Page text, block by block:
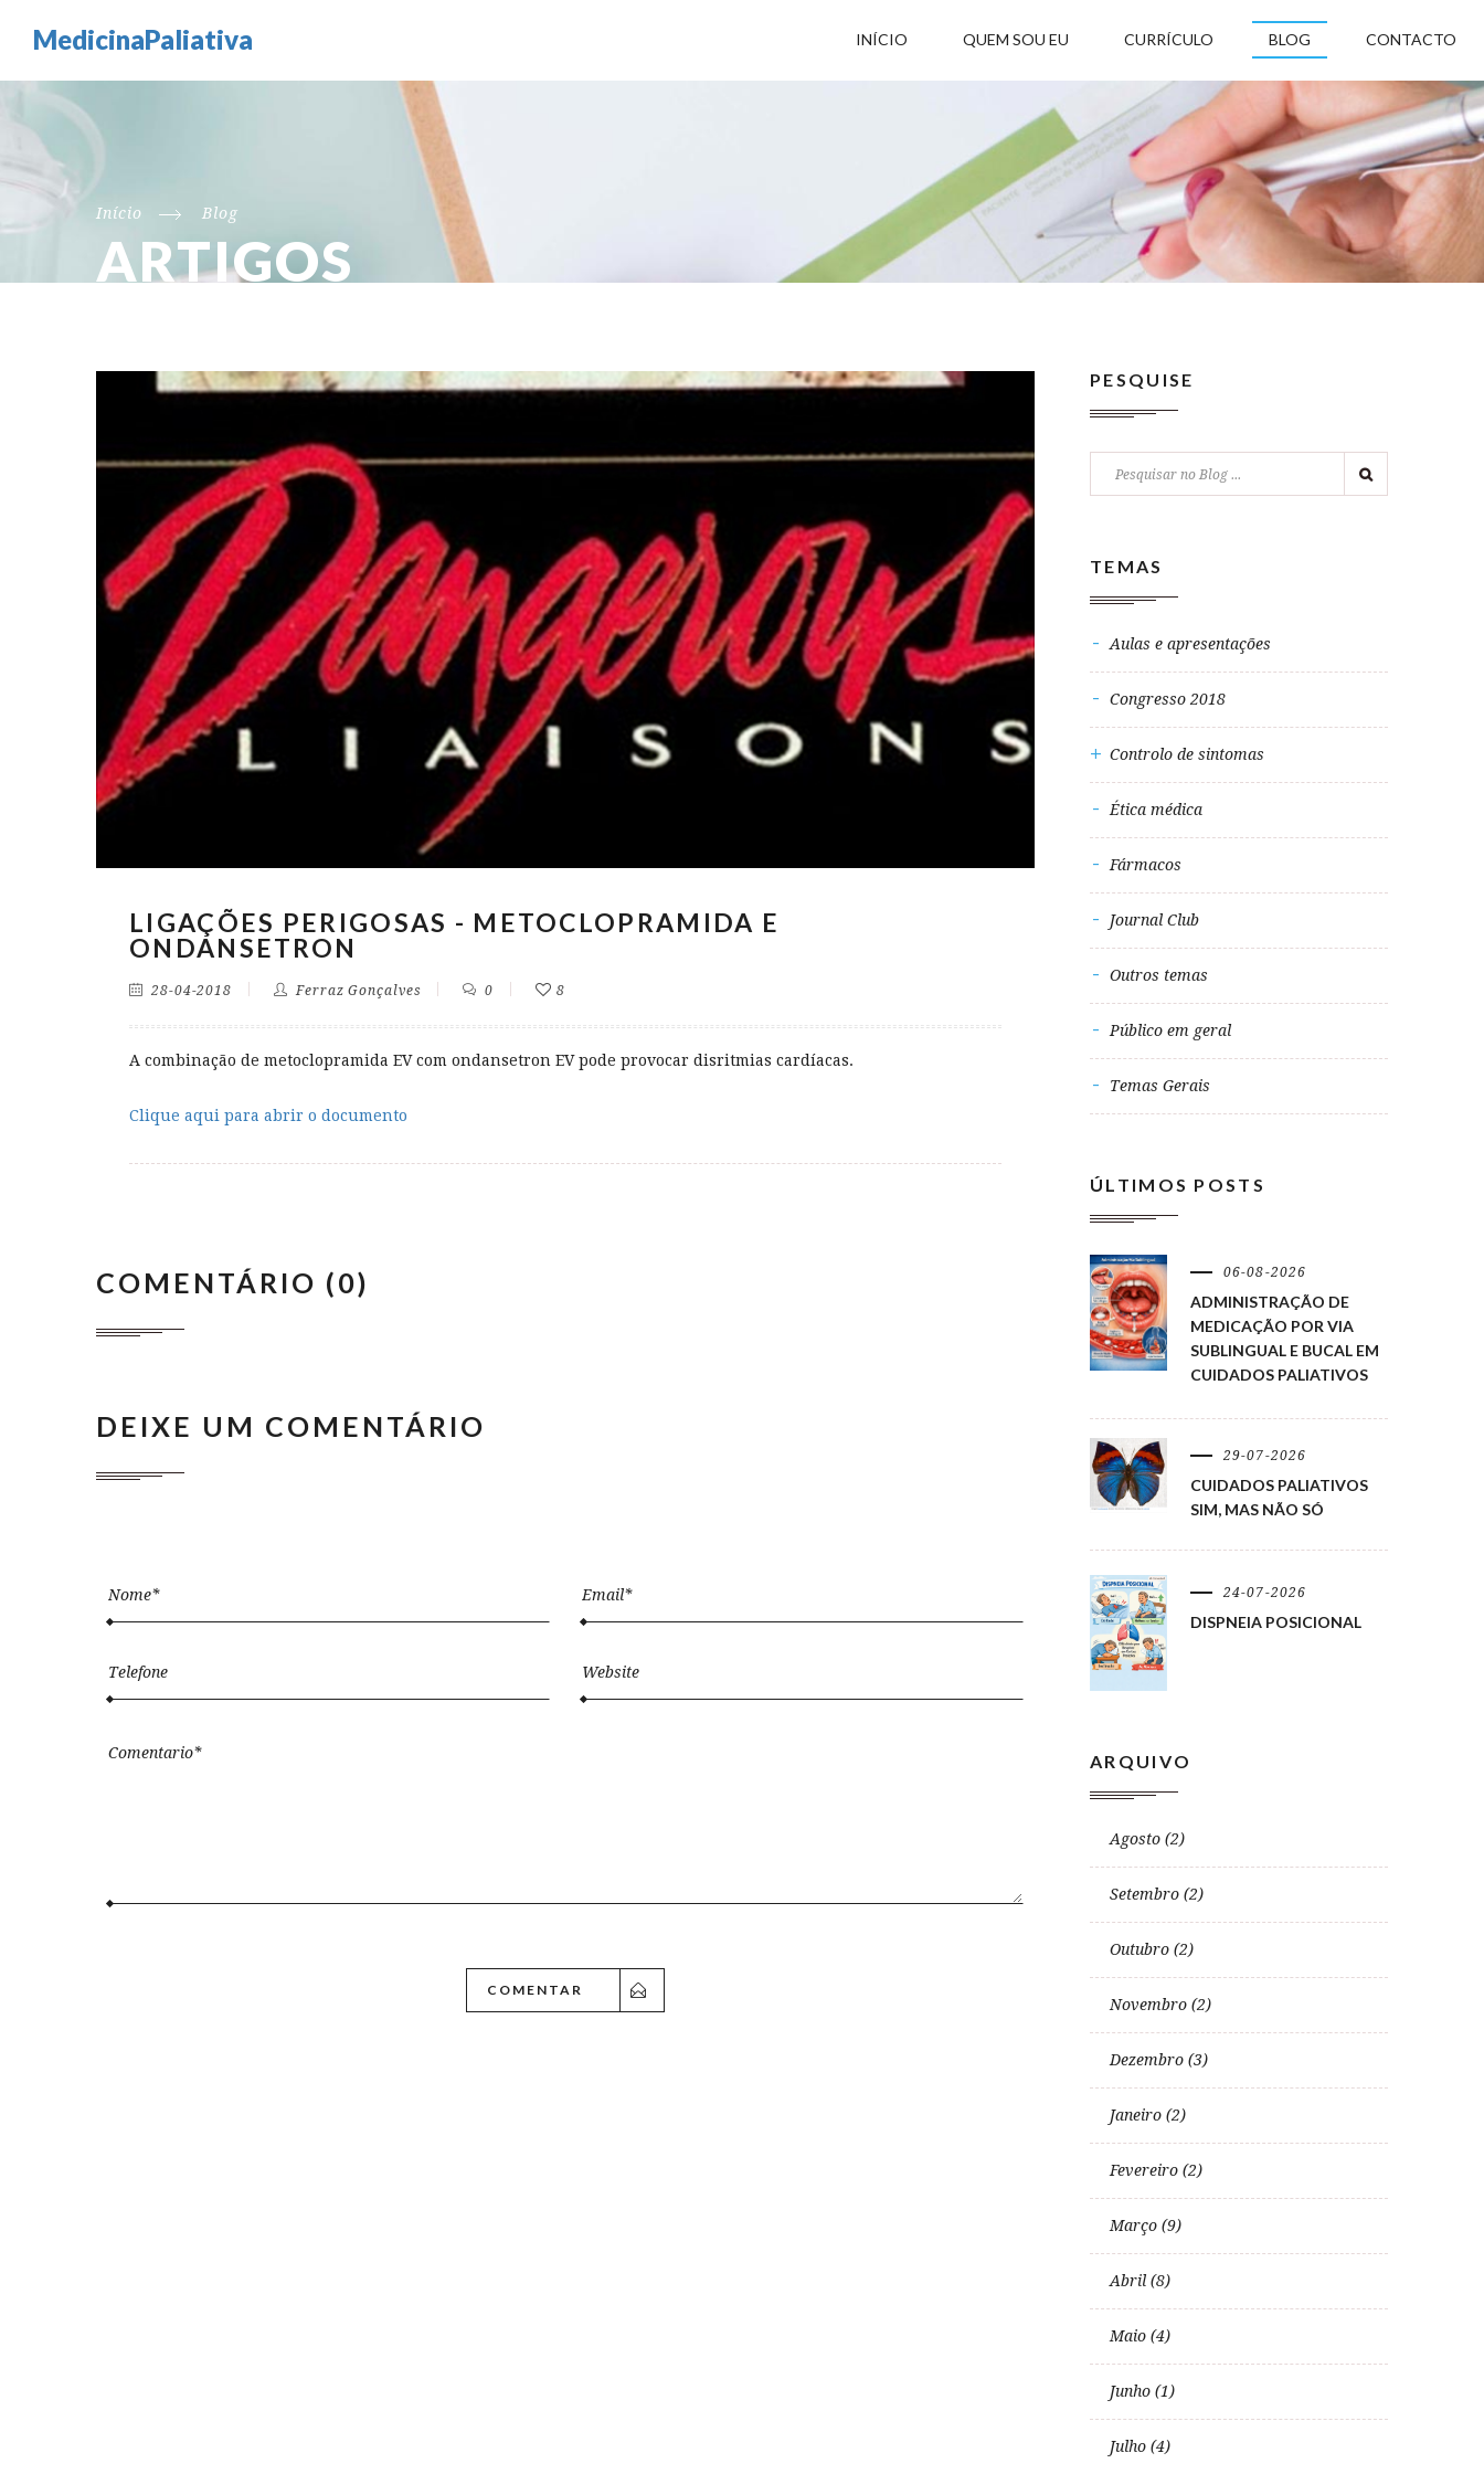
MedicinaPaliativa INÍCIO QUEM SOU EU CURRÍCULO BLOG CONTACTO
Início Blog
ARTIGOS
LIGAÇÕES PERIGOSAS - METOCLOPRAMIDA E
ONDANSETRON
28-04-2018 Ferraz Gonçalves 0 8
A combinação de metoclopramida EV com ondansetron EV pode provocar disritmias cardíacas.
Clique aqui para abrir o documento
COMENTÁRIO (0)
DEIXE UM COMENTÁRIO
PESQUISE
TEMAS
Aulas e apresentações
Congresso 2018
Controlo de sintomas
Ética médica
Fármacos
Journal Club
Outros temas
Público em geral
Temas Gerais
ÚLTIMOS POSTS
06-08-2026
ADMINISTRAÇÃO DE
MEDICAÇÃO POR VIA
SUBLINGUAL E BUCAL EM
CUIDADOS PALIATIVOS
29-07-2026
CUIDADOS PALIATIVOS
SIM, MAS NÃO SÓ
24-07-2026
DISPNEIA POSICIONAL
ARQUIVO
Agosto (2)
Setembro (2)
Outubro (2)
Novembro (2)
Dezembro (3)
Janeiro (2)
Fevereiro (2)
Março (9)
Abril (8)
Maio (4)
Junho (1)
Julho (4)